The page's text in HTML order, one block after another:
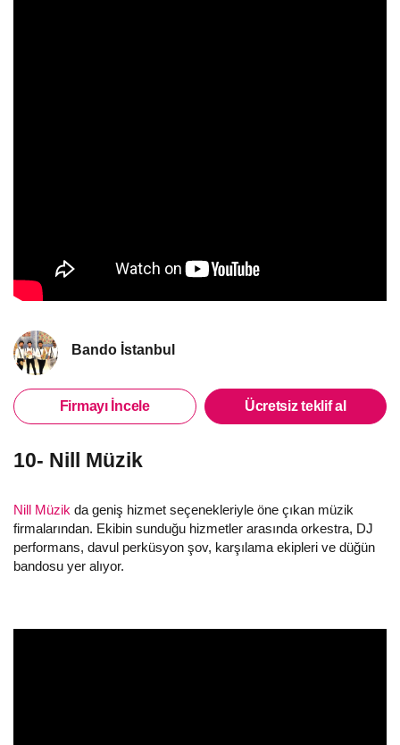
Bando İstanbul
Firmayı İncele Ücretsiz teklif al
10- Nill Müzik
Nill Müzik da geniş hizmet seçenekleriyle öne çıkan müzik
firmalarından. Ekibin sunduğu hizmetler arasında orkestra, DJ
performans, davul perküsyon şov, karşılama ekipleri ve düğün
bandosu yer alıyor.